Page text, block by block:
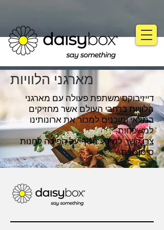
מארגני הלוויות
דייזיבוקס משתפת פעולה עם מארגני
הלוויות ברחבי העולם אשר מחזיקים
במלאי ומוכנים למכור את ארונותינו
למשפחות.
צרו קשרלמידע נוסף על הפיכה לחנות
סיטונאית.